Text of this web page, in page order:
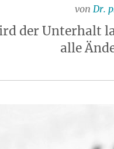
vonDr.
der Unterhalt
alle